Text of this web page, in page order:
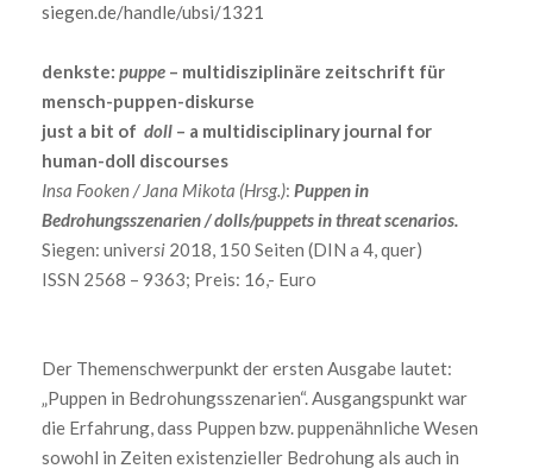
siegen.de/handle/ubsi/1321
denkste: puppe – multidisziplinäre zeitschrift für
mensch-puppen-diskurse
just a bit of doll – a multidisciplinary journal for
human-doll discourses
Insa Fooken / Jana Mikota (Hrsg.): Puppen in
Bedrohungsszenarien / dolls/puppets in threat scenarios.
Siegen: universi 2018, 150 Seiten (DIN a 4, quer)
ISSN 2568 – 9363; Preis: 16,- Euro
Der Themenschwerpunkt der ersten Ausgabe lautet:
„Puppen in Bedrohungsszenarien“. Ausgangspunkt war
die Erfahrung, dass Puppen bzw. puppenähnliche Wesen
sowohl in Zeiten existenzieller Bedrohung als auch in